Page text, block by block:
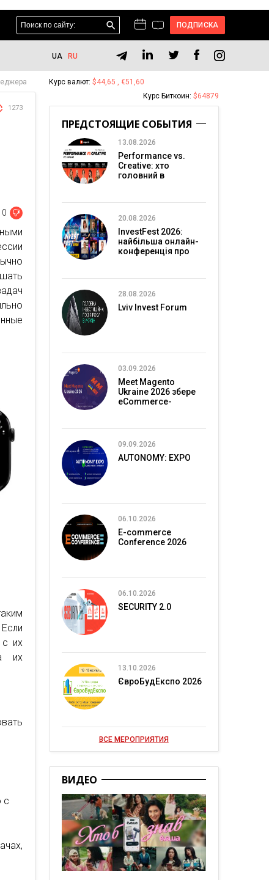
ПОДПИСКА
UA RU
1273
0
их
их
с
Курс валют: $44,65 , €51,60
Курс Биткоин: $64879
ПРЕДСТОЯЩИЕ СОБЫТИЯ
13.08.2026
Performance vs.
Creative: хто
головний в
20.08.2026
InvestFest 2026:
найбільша онлайн-
конференція про
28.08.2026
Lviv Invest Forum
03.09.2026
Meet Magento
Ukraine 2026 збере
eCommerce-
09.09.2026
AUTONOMY: EXPO
06.10.2026
E-commerce
Conference 2026
06.10.2026
SECURITY 2.0
13.10.2026
ЄвроБудЕкспо 2026
ВСЕ МЕРОПРИЯТИЯ
ВИДЕО